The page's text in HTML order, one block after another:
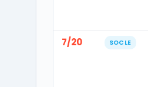
7/20 SOCLE